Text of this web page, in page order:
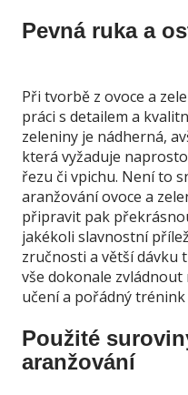
Pevná ruka a
Při tvorbě z ovoce a
práci s detailem a
zeleniny je nádherná,
která vyžaduje
řezu či vpichu. Není to
aranžování ovoce a
připravit pak
jakékoli slavnostní
zručnosti a větší dávku
vše dokonale
učení a pořádný trénink
Použité
aranžování